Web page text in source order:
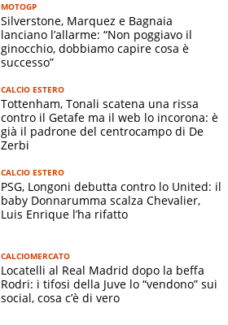
MOTOGP
Silverstone, Marquez e Bagnaia
lanciano l’allarme: “Non poggiavo il
ginocchio, dobbiamo capire cosa è
successo”
CALCIO ESTERO
Tottenham, Tonali scatena una rissa
contro il Getafe ma il web lo incorona: è
già il padrone del centrocampo di De
Zerbi
CALCIO ESTERO
PSG, Longoni debutta contro lo United: il
baby Donnarumma scalza Chevalier,
Luis Enrique l’ha rifatto
CALCIOMERCATO
Locatelli al Real Madrid dopo la beffa
Rodri: i tifosi della Juve lo “vendono” sui
social, cosa c’è di vero